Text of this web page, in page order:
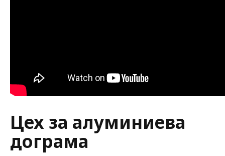
Цех за алуминиева
дограма